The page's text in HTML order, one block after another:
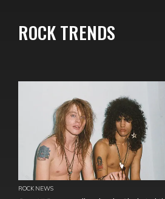
ROCK TRENDS
ROCK NEWS